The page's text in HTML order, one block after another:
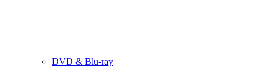
DVD & Blu-ray